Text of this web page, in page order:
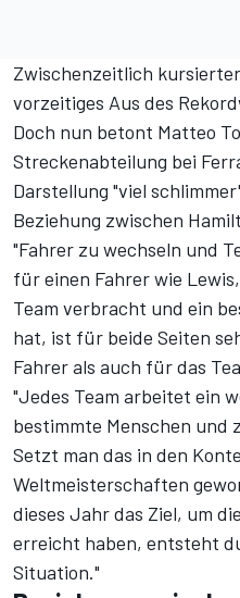
Zwischenzeitlich
vorzeitiges Aus des
Doch nun betont Matteo
Streckenabteilung bei
Darstellung "viel
Beziehung zwischen
"Fahrer zu wechseln und
für einen Fahrer wie
Team verbracht und ein
hat, ist für beide Seiten
Fahrer als auch für das
"Jedes Team arbeitet ein
bestimmte Menschen und
Setzt man das in den
Weltmeisterschaften
dieses Jahr das Ziel, um
erreicht haben, entsteht
Situation."